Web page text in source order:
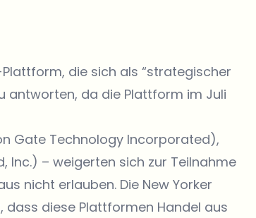
die sich als “strategischer
antworten, da die Plattform im Juli
Gate Technology Incorporated),
Inc.) – weigerten sich zur Teilnahme
nicht erlauben. Die New Yorker
diese Plattformen Handel aus